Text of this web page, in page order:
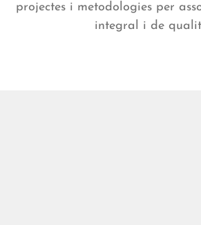
projectes i metodologies per
integral i de